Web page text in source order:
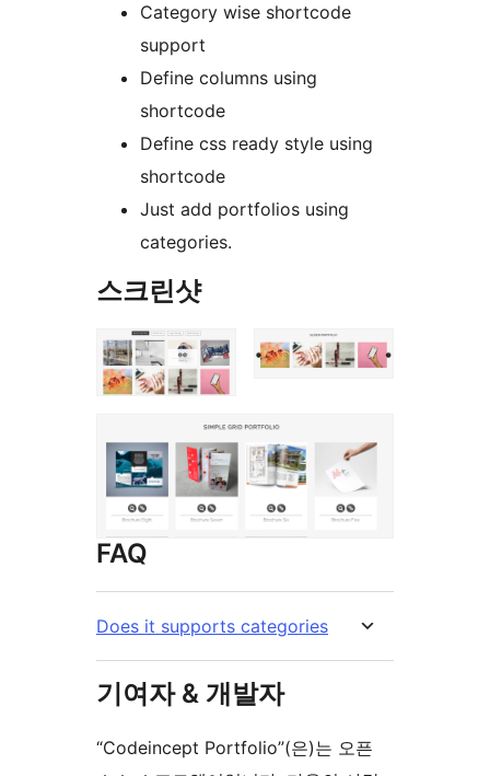
Category wise shortcode
support
Define columns using
shortcode
Define css ready style using
shortcode
Just add portfolios using
categories.
스크린샷
FAQ
Does it supports categories
기여자 & 개발자
“Codeincept Portfolio”(은)는 오픈